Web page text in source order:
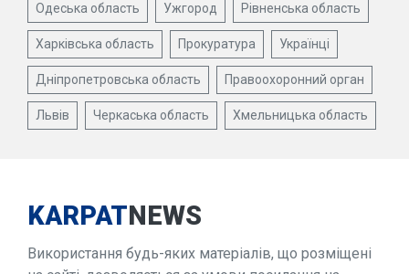
Одеська область Ужгород Рівненська область
Харківська область Прокуратура Українці
Дніпропетровська область Правоохоронний орган
Львів Черкаська область Хмельницька область
KARPATNEWS
Використання будь-яких матеріалів, що розміщені